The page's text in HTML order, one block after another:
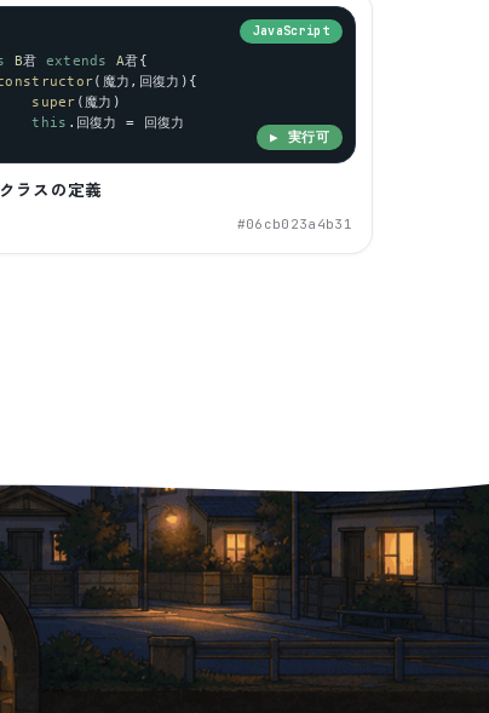
JavaScript
B君 extends A君{
(魔力,回復力){
super (魔力)
this .回復力 = 回復力
▶ 実行可
ラスの定義
#06cb023a4b31